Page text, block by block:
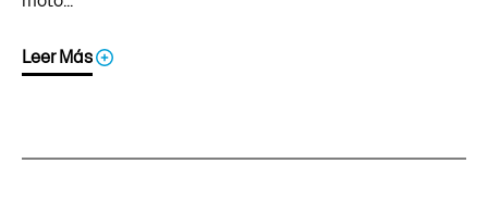
Leer Más